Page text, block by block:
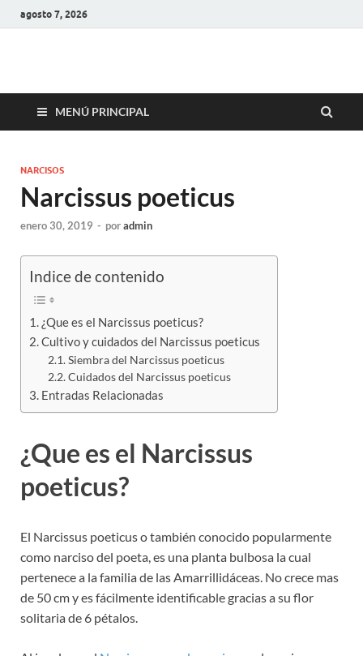
agosto 7, 2026
MENÚ PRINCIPAL
NARCISOS
Narcissus poeticus
enero 30, 2019 - poradmin
Indice de contenido
¿Que es el Narcissus poeticus?
Cultivo y cuidados del Narcissus poeticus
Siembra del Narcissus poeticus
Cuidados del Narcissus poeticus
Entradas Relacionadas
¿Que es el Narcissus
poeticus?
El Narcissus poeticus o también conocido popularmente
como narciso del poeta, es una planta bulbosa la cual
pertenece a la familia de las Amarrillidáceas. No crece mas
de 50 cm y es fácilmente identificable gracias a su flor
solitaria de 6 pétalos.